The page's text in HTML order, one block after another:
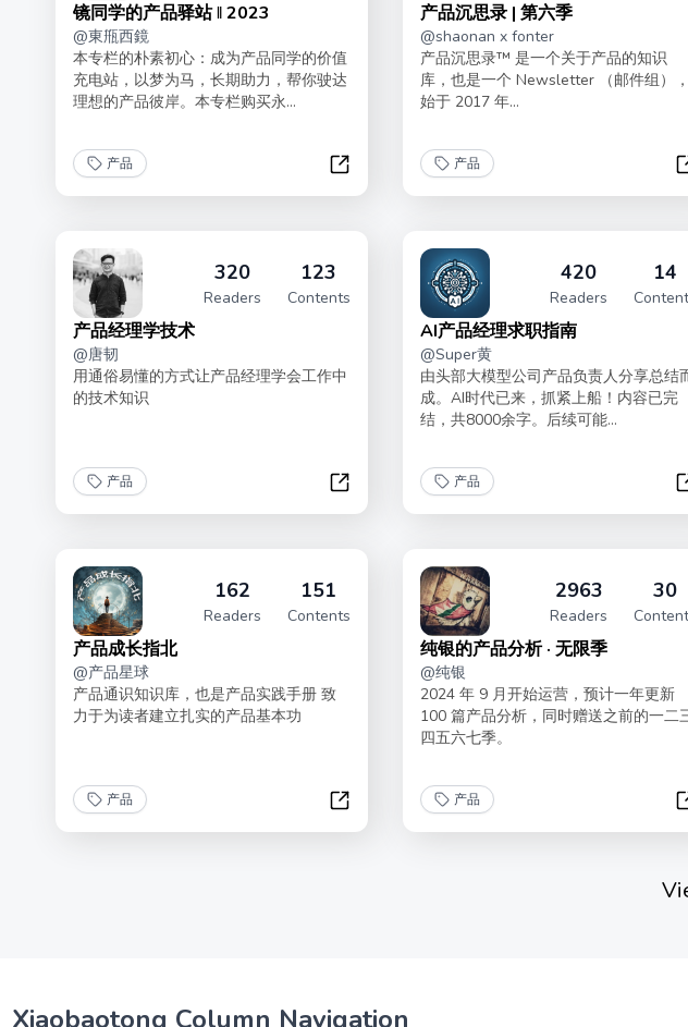
镜同学的产品驿站 ‖ 2023
@東甁西鏡
本专栏的朴素初心：成为产品同学的价值
充电站，以梦为马，长期助力，帮你驶达
理想的产品彼岸。本专栏购买永...
产品
镜同学的产品驿站 ‖ 2023
产品沉思录 | 第六季
@shaonan x fonter
产品沉思录™ 是一个关于产品的知识
库，也是一个 Newsletter （邮件组），
始于 2017 年...
产品
320
Readers
123
Contents
产品经理学技术
@唐韧
用通俗易懂的方式让产品经理学会工作中
的技术知识
产品
产品经理学技术
420
Readers
14
AI产品经理求职指南
@Super黄
由头部大模型公司产品负责人分享总结
成。AI时代已来，抓紧上船！内容已完
结，共8000余字。后续可能...
产品
162
Readers
151
Contents
产品成长指北
@产品星球
产品通识知识库，也是产品实践手册 致
力于为读者建立扎实的产品基本功
产品
产品成长指北
2963
Readers
30
纯银的产品分析 · 无限季
@纯银
2024 年 9 月开始运营，预计一年更新
100 篇产品分析，同时赠送之前的一二
四五六七季。
产品
Xiaobaotong Column Navigation